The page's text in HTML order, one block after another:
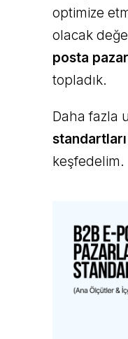
optimize
olacak
posta
topladık.
Daha fazla
standartları
keşfedelim.